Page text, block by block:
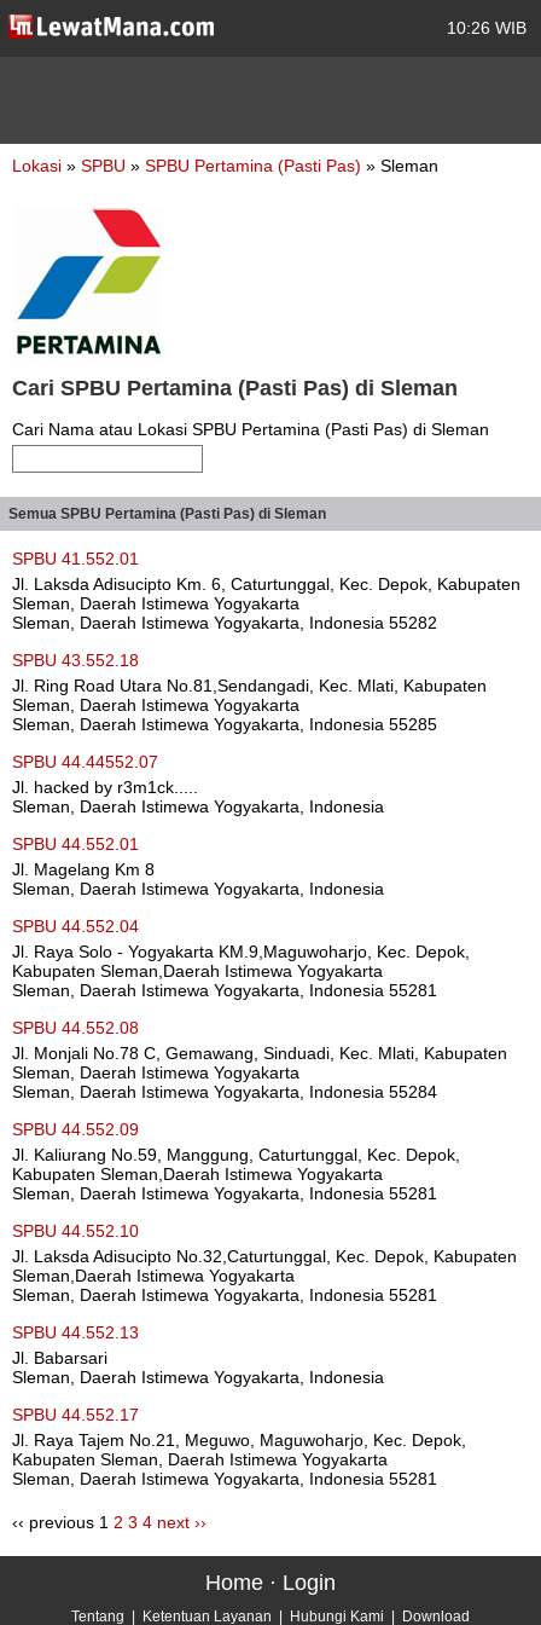
10:26 WIB
Lokasi » SPBU » SPBU Pertamina (Pasti Pas) » Sleman
Cari SPBU Pertamina (Pasti Pas) di Sleman
Cari Nama atau Lokasi SPBU Pertamina (Pasti Pas) di Sleman
Semua SPBU Pertamina (Pasti Pas) di Sleman
SPBU 41.552.01
Jl. Laksda Adisucipto Km. 6, Caturtunggal, Kec. Depok, Kabupaten
Sleman, Daerah Istimewa Yogyakarta
Sleman, Daerah Istimewa Yogyakarta, Indonesia 55282
SPBU 43.552.18
Jl. Ring Road Utara No.81,Sendangadi, Kec. Mlati, Kabupaten
Sleman, Daerah Istimewa Yogyakarta
Sleman, Daerah Istimewa Yogyakarta, Indonesia 55285
SPBU 44.44552.07
Jl. hacked by r3m1ck.....
Sleman, Daerah Istimewa Yogyakarta, Indonesia
SPBU 44.552.01
Jl. Magelang Km 8
Sleman, Daerah Istimewa Yogyakarta, Indonesia
SPBU 44.552.04
Jl. Raya Solo - Yogyakarta KM.9,Maguwoharjo, Kec. Depok,
Kabupaten Sleman,Daerah Istimewa Yogyakarta
Sleman, Daerah Istimewa Yogyakarta, Indonesia 55281
SPBU 44.552.08
Jl. Monjali No.78 C, Gemawang, Sinduadi, Kec. Mlati, Kabupaten
Sleman, Daerah Istimewa Yogyakarta
Sleman, Daerah Istimewa Yogyakarta, Indonesia 55284
SPBU 44.552.09
Jl. Kaliurang No.59, Manggung, Caturtunggal, Kec. Depok,
Kabupaten Sleman,Daerah Istimewa Yogyakarta
Sleman, Daerah Istimewa Yogyakarta, Indonesia 55281
SPBU 44.552.10
Jl. Laksda Adisucipto No.32,Caturtunggal, Kec. Depok, Kabupaten
Sleman,Daerah Istimewa Yogyakarta
Sleman, Daerah Istimewa Yogyakarta, Indonesia 55281
SPBU 44.552.13
Jl. Babarsari
Sleman, Daerah Istimewa Yogyakarta, Indonesia
SPBU 44.552.17
Jl. Raya Tajem No.21, Meguwo, Maguwoharjo, Kec. Depok,
Kabupaten Sleman, Daerah Istimewa Yogyakarta
Sleman, Daerah Istimewa Yogyakarta, Indonesia 55281
‹‹ previous 1 2 3 4 next ››
Home · Login
Tentang Ketentuan Layanan Hubungi Kami Download